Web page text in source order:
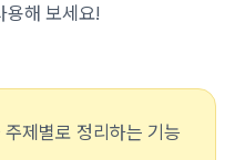
용해 보세요!
제별로 정리하는 기능